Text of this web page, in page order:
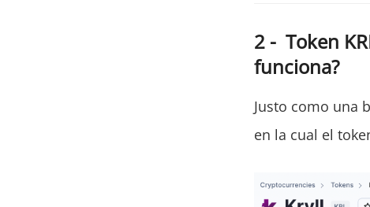
2 - Token
funciona?
Justo como una
en la cual el